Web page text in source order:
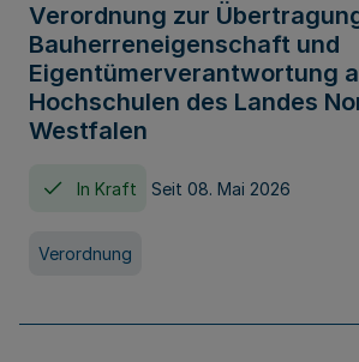
Verordnung zur
Bauherreneigenschaft und
Eigentümerverantwortung
Hochschulen des Landes
Westfalen
In Kraft Seit 08. Mai 2026
Verordnung